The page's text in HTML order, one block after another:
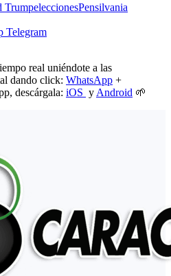
TrumpeleccionesPensilvania
Telegram
real uniéndote a las
dando click: WhatsApp +
descárgala: iOS y Android 🌱